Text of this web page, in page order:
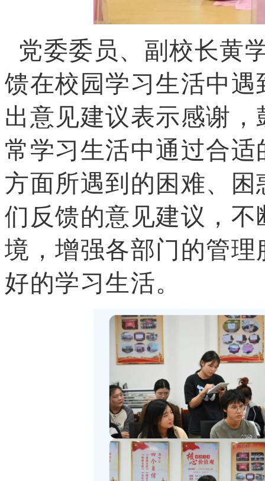
党委委员、副校长黄
馈在校园学习生活中
出意见建议表示感谢
常学习生活中通过合
方面所遇到的困难、
们反馈的意见建议，
境，增强各部门的管
好的学习生活。